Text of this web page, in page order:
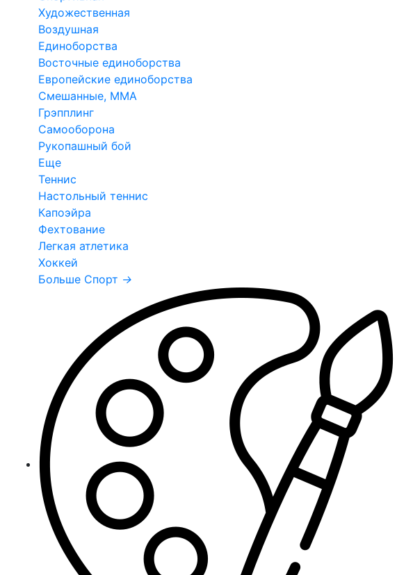
Художественная
Воздушная
Единоборства
Восточные единоборства
Европейские единоборства
Смешанные, ММА
Грэпплинг
Самооборона
Рукопашный бой
Еще
Теннис
Настольный теннис
Капоэйра
Фехтование
Легкая атлетика
Хоккей
Больше Спорт →